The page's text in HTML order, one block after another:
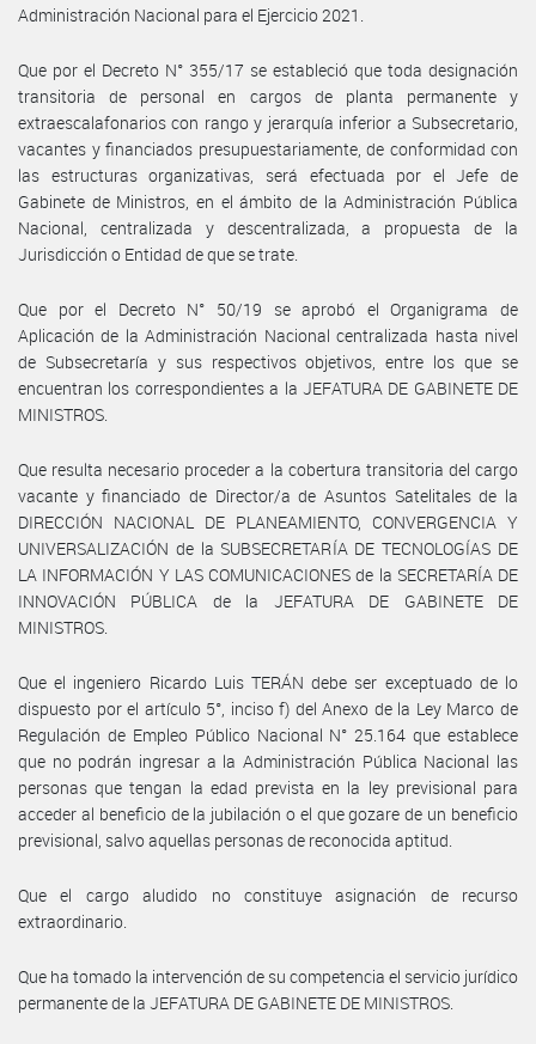
Administración Nacional para el Ejercicio 2021.
Que por el Decreto N° 355/17 se estableció que toda designación
transitoria de personal en cargos de planta permanente y
extraescalafonarios con rango y jerarquía inferior a Subsecretario,
vacantes y financiados presupuestariamente, de conformidad con
las estructuras organizativas, será efectuada por el Jefe de
Gabinete de Ministros, en el ámbito de la Administración Pública
Nacional, centralizada y descentralizada, a propuesta de la
Jurisdicción o Entidad de que se trate.
Que por el Decreto N° 50/19 se aprobó el Organigrama de
Aplicación de la Administración Nacional centralizada hasta nivel
de Subsecretaría y sus respectivos objetivos, entre los que se
encuentran los correspondientes a la JEFATURA DE GABINETE DE
MINISTROS.
Que resulta necesario proceder a la cobertura transitoria del cargo
vacante y financiado de Director/a de Asuntos Satelitales de la
DIRECCIÓN NACIONAL DE PLANEAMIENTO, CONVERGENCIA Y
UNIVERSALIZACIÓN de la SUBSECRETARÍA DE TECNOLOGÍAS DE
LA INFORMACIÓN Y LAS COMUNICACIONES de la SECRETARÍA DE
INNOVACIÓN PÚBLICA de la JEFATURA DE GABINETE DE
MINISTROS.
Que el ingeniero Ricardo Luis TERÁN debe ser exceptuado de lo
dispuesto por el artículo 5°, inciso f) del Anexo de la Ley Marco de
Regulación de Empleo Público Nacional N° 25.164 que establece
que no podrán ingresar a la Administración Pública Nacional las
personas que tengan la edad prevista en la ley previsional para
acceder al beneficio de la jubilación o el que gozare de un beneficio
previsional, salvo aquellas personas de reconocida aptitud.
Que el cargo aludido no constituye asignación de recurso
extraordinario.
Que ha tomado la intervención de su competencia el servicio jurídico
permanente de la JEFATURA DE GABINETE DE MINISTROS.